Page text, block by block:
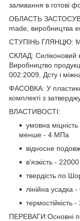
заливання в готові
ОБЛАСТЬ
made, виробництва
СТУПІНЬ ГЛЯНЦЮ:
СКЛАД: Силіконовий
Виробництво
002:2009, Дсту і
ФАСОВКА: У
комплекті з
ВЛАСТИВОСТІ:
умовна
менше - 4 МПа
відносне
в'язкість -
твердість по
лінійна усадка
термостійкість
ПЕРЕВАГИ:Основні